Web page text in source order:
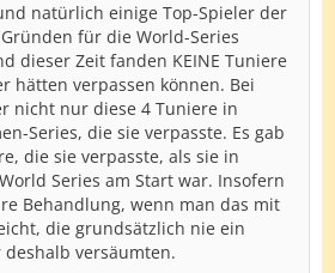
natürlich einige Top-Spieler der
für die World-Series
dieser Zeit fanden KEINE Tuniere
hätten verpassen können. Bei
nicht nur diese 4 Tuniere in
Series, die sie verpasste. Es gab
die sie verpasste, als sie in
Series am Start war. Insofern
Behandlung, wenn man das mit
die grundsätzlich nie ein
versäumten.